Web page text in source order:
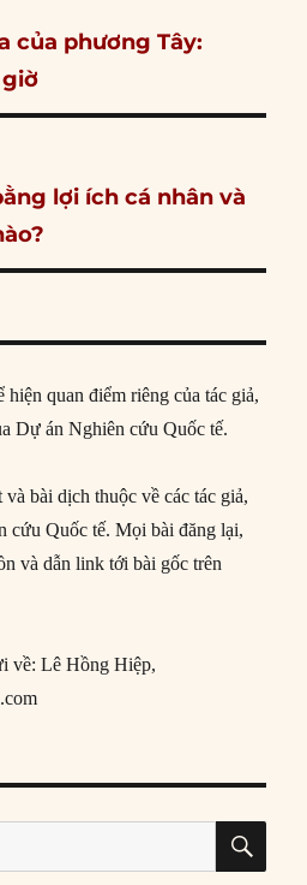
của phương Tây:
giờ
lợi ích cá nhân và
hiện quan điểm riêng của tác giả,
Dự án Nghiên cứu Quốc tế.
bài dịch thuộc về các tác giả,
cứu Quốc tế. Mọi bài đăng lại,
và dẫn link tới bài gốc trên
về: Lê Hồng Hiệp,